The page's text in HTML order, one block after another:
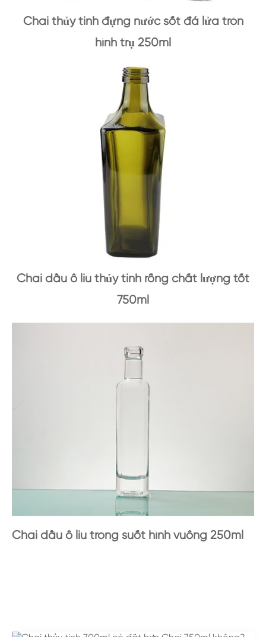
Chai thủy tinh đựng nước sốt đá lửa tròn
hình trụ 250ml
Chai dầu ô liu thủy tinh rỗng chất lượng tốt
750ml
Chai dầu ô liu trong suốt hình vuông 250ml